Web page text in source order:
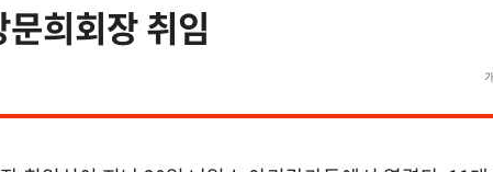
희회장 취임